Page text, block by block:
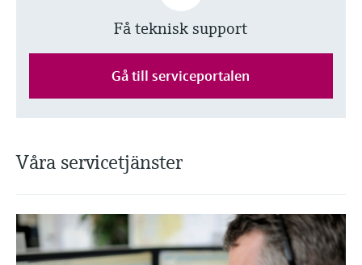
Få teknisk support
Gå till serviceportalen
Våra servicetjänster